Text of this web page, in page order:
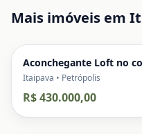
Mais imóveis em
Aconchegante Loft no
Itaipava • Petrópolis
R$ 430.000,00